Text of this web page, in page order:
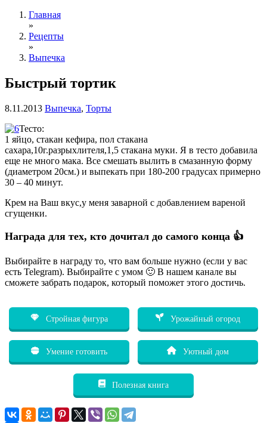
Главная
»
Рецепты
»
Выпечка
Быстрый тортик
8.11.2013 Выпечка, Торты
Тесто:
1 яйцо, стакан кефира, пол стакана
сахара,10г.разрыхлителя,1,5 стакана муки. Я в тесто добавила
еще не много мака. Все смешать вылить в смазанную форму
(диаметром 20см.) и выпекать при 180-200 градусах примерно
30 – 40 минут.
Крем на Ваш вкус,у меня заварной с добавлением вареной
сгущенки.
Награда для тех, кто дочитал до самого конца 👍
Выбирайте в награду то, что вам больше нужно (если у вас
есть Telegram). Выбирайте с умом 🙂 В нашем канале вы
сможете забрать подарок, который поможет этого достичь.
Стройная фигура Урожайный огород
Умение готовить Уютный дом
Полезная книга